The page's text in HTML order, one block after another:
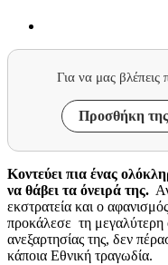
Για να μας
Προσθήκη
Κοντεύει πια ένας
να θάβει τα όνειρά της.
εκστρατεία και ο
προκάλεσε τη μεγαλύτερη
ανεξαρτησίας της, δεν
κάποια Εθνική τραγωδία.